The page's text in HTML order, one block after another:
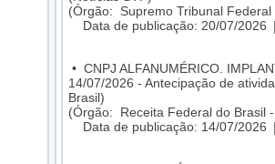
(Órgão: Supremo Tribunal Federal
Data de publicação: 20/07/2026
• CNPJ ALFANUMÉRICO.
14/07/2026 - Antecipação de
Brasil)
(Órgão: Receita Federal do Brasil
Data de publicação: 14/07/2026